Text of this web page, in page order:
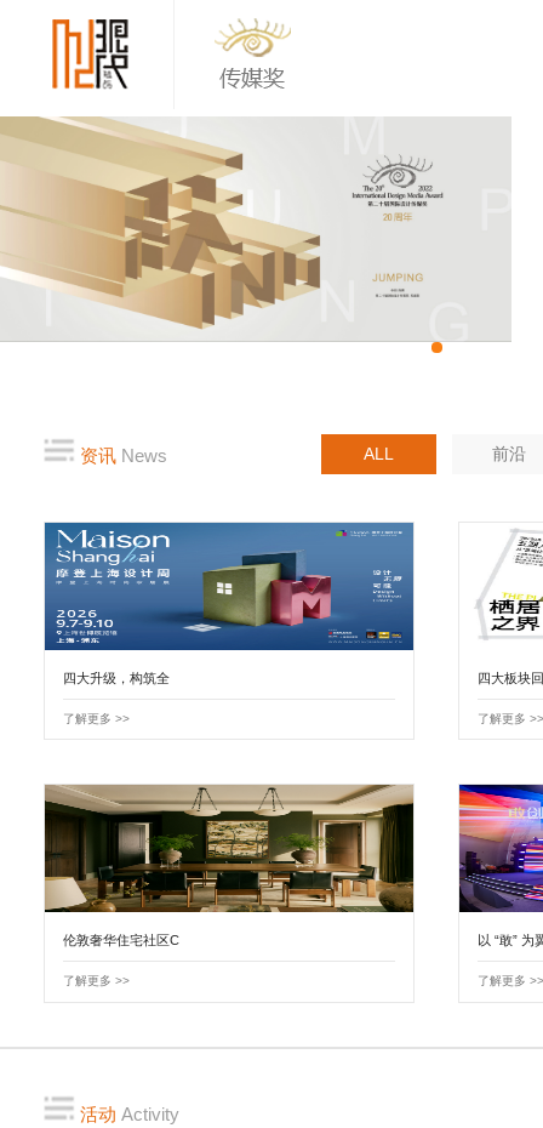
资讯News ALL 前沿
四大升级，构筑全
了解更多 >>
四大板块
了解更多
伦敦奢华住宅社区C
了解更多 >>
以 “敢” 为
了解更多
活动 Activity